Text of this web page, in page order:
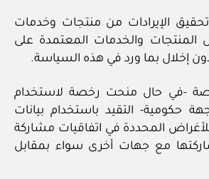
الإيرادات من منتجات وخدمات
المنتجات والخدمات المعتمدة على
دون إخلال بما ورد في هذه السياسة.
-في حال منحت رخصة لاستخدام
حكومية- التقيد باستخدام بيانات
المحددة في اتفاقيات مشاركة
مع جهات أخرى سواء بمقابل